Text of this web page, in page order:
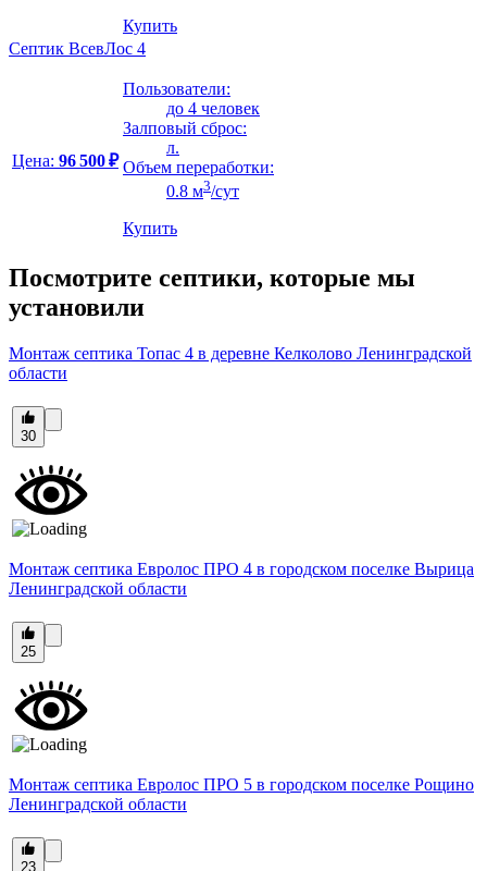
Купить
Септик ВсевЛос 4
Цена: 96 500 ₽
Пользователи:
до 4 человек
Залповый сброс:
л.
Объем переработки:
0.8 м3/сут
Купить
Посмотрите септики, которые мы
установили
Монтаж септика Топас 4 в деревне Келколово Ленинградской
области
30
Монтаж септика Евролос ПРО 4 в городском поселке Вырица
Ленинградской области
25
Монтаж септика Евролос ПРО 5 в городском поселке Рощино
Ленинградской области
23